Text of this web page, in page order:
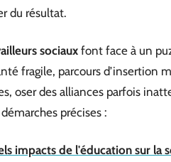
du résultat.
sociauxfont face à un
fragile, parcours d’insertion
oser des alliances parfois
précises :
impacts de l'éducation sur la